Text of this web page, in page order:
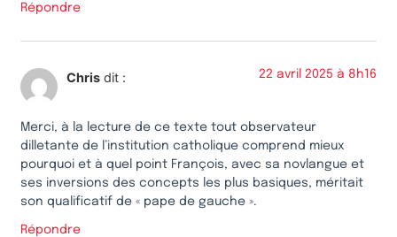
Répondre
Chris dit : 22 avril 2025 à 8h16
Merci, à la lecture de ce texte tout observateur
dilletante de l’institution catholique comprend mieux
pourquoi et à quel point François, avec sa novlangue et
ses inversions des concepts les plus basiques, méritait
son qualificatif de « pape de gauche ».
Répondre